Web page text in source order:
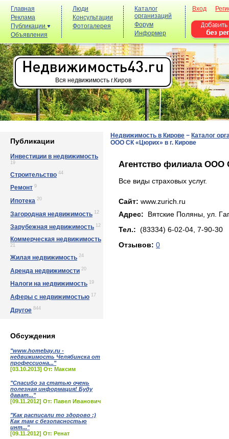
Главная
Реклама
Публикации
Объявления
Люди
Консультации
Фотогалерея
Каталог
организаций
Форум
Информер
Вход
Вся недвижимость г.Киров
Публикации
Инвестиции в недвижимость
19
Строительство 44
Ремонт 9
Ипотека 20
Загородная недвижимость 12
Зарубежная недвижимость 12
Коммерческая недвижимость
21
Жилая недвижимость 24
Аренда недвижимости 20
Налоги на недвижимость 19
Аферы с недвижимостью 17
Другое 844
Обсуждения
"www.homebay.ru -
недвижимость Челябинска от
профессиона..."
[03.10.2013] От: Максим
"Спасибо за статью очень
полезная информация! Буду
дават..."
[09.11.2012] От: Павел Иванович
"Как расписали то здорово :)
Как там с безопасностью
инт..."
[09.11.2012] От: Ренат
Недвижимость в Кирове − Каталог
ООО СК «Цюрих» в г. Кирове
Агентство филиала ООО
Все виды страховых услуг.
Сайт: www.zurich.ru
Адрес: Вятские Поляны, ул.
Тел.: (83334) 6-02-04, 7-90-30
Отзывов: 0